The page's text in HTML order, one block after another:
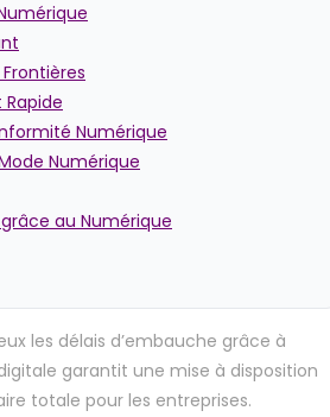
Numérique
Numérique
au Numérique
les délais d’embauche grâce à
garantit une mise à disposition
totale pour les entreprises.